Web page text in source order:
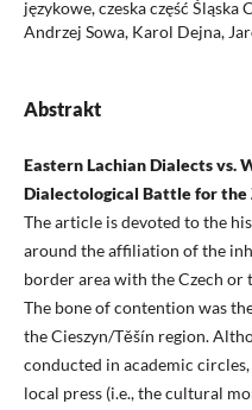
językowe, czeska część
Andrzej Sowa, Karol Dejna,
Abstrakt
Eastern Lachian Dialects vs.
Dialectological Battle for the
The article is devoted to the
around the affiliation of the
border area with the Czech or
The bone of contention was
the Cieszyn/Těšín region.
conducted in academic
local press (i.e., the cultural